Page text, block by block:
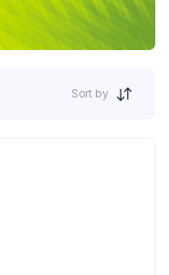
Sort by